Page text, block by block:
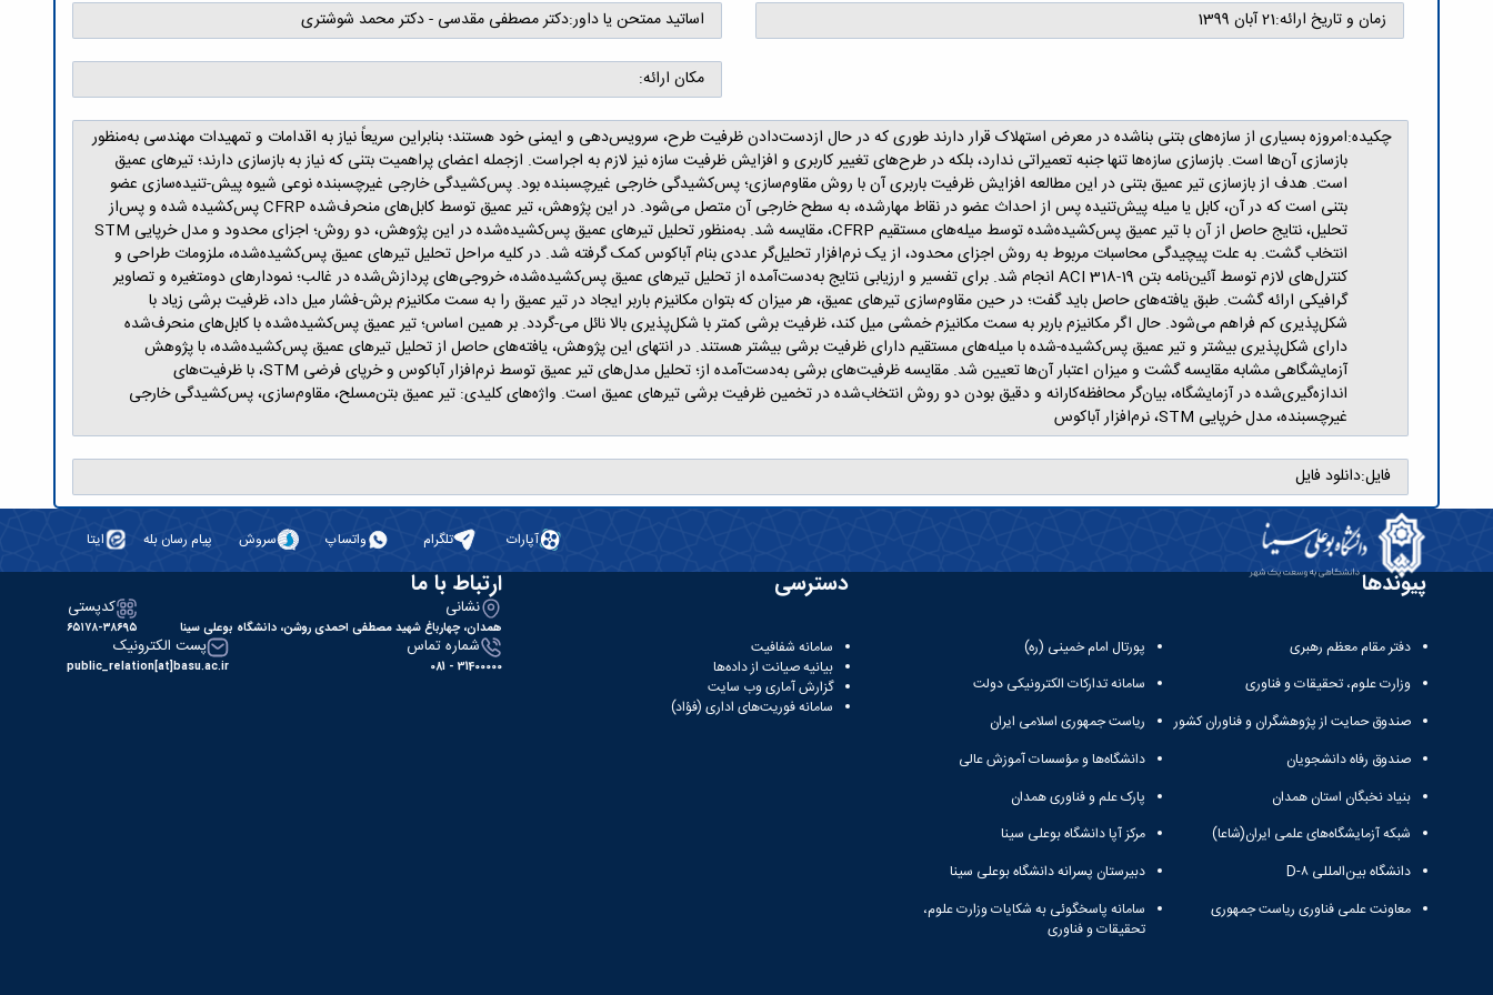
اساتید ممتحن یا داور:دکتر مصطفی مقدسی - دکتر محمد شوشتری زمان و تاریخ ارائه:21 آبان 1399
مکان ارائه:
چکیده:امروزه بسیاری از سازه‌های بتنی بناشده در معرض استهلاک قرار دارند طوری که در حال ازدست‌دادن ظرفیت طرح، سرویس‌دهی و ایمنی خود هستند؛ بنابراین سریعاً نیاز به اقدامات و تمهیدات مهندسی به‌منظور
بازسازی آن‌ها است. بازسازی سازه‌ها تنها جنبه تعمیراتی ندارد، بلکه در طرح‌های تغییر کاربری و افزایش ظرفیت سازه نیز لازم به اجراست. ازجمله اعضای پراهمیت بتنی که نیاز به بازسازی دارند؛ تیرهای عمیق
است. هدف از بازسازی تیر عمیق بتنی در این مطالعه افزایش ظرفیت باربری آن با روش مقاوم‌سازی؛ پس‌کشیدگی خارجی غیرچسبنده بود. پس‌کشیدگی خارجی غیرچسبنده نوعی شیوه پیش-تنیده‌سازی عضو
بتنی است که در آن، کابل یا میله‌ پیش‌تنیده‌ پس از احداث عضو در نقاط مهارشده، به سطح خارجی آن متصل می‌شود. در این پژوهش، تیر عمیق توسط کابل‌های منحرف‌شده CFRP پس‌کشیده ‌شده و پس‌از
تحلیل، نتایج حاصل از آن با تیر عمیق پس‌کشیده‌شده توسط میله‌های مستقیم CFRP، مقایسه شد. به‌منظور تحلیل تیرهای عمیق پس‌کشیده‌شده در این پژوهش، دو روش؛ اجزای محدود و مدل خرپایی STM
انتخاب گشت. به علت پیچیدگی محاسبات مربوط به روش اجزای محدود، از یک نرم‌افزار تحلیل‌گر عددی بنام آباکوس کمک گرفته شد. در کلیه مراحل تحلیل تیرهای عمیق پس‌کشیده‌شده، ملزومات طراحی و
کنترل‌های لازم توسط آئین‌نامه بتن ACI 318-19 انجام شد. برای تفسیر و ارزیابی نتایج به‌دست‌آمده از تحلیل تیرهای عمیق پس‌کشیده‌شده، خروجی‌های پردازش‌شده در غالب؛ نمودارهای دومتغیره و تصاویر
گرافیکی ارائه گشت. طبق یافته‌های حاصل باید گفت؛ در حین مقاوم‌سازی تیرهای عمیق، هر میزان که بتوان مکانیزم باربر ایجاد در تیر عمیق را به سمت مکانیزم برش-فشار میل داد، ظرفیت برشی زیاد با
شکل‌پذیری کم فراهم می‌شود. حال اگر مکانیزم باربر به سمت مکانیزم خمشی میل کند، ظرفیت برشی کمتر با شکل‌پذیری بالا نائل می-گردد. بر همین اساس؛ تیر عمیق پس‌کشیده‌شده با کابل‌های منحرف‌شده
دارای شکل‌پذیری بیشتر و تیر عمیق پس‌کشیده-شده با میله‌های مستقیم دارای ظرفیت برشی بیشتر هستند. در انتهای این پژوهش، یافته‌های حاصل از تحلیل تیرهای عمیق پس‌کشیده‌شده، با پژوهش
آزمایشگاهی مشابه مقایسه گشت و میزان اعتبار آن‌ها تعیین شد. مقایسه ظرفیت‌های برشی به‌دست‌آمده از؛ تحلیل مدل‌های تیر عمیق توسط نرم‌افزار آباکوس و خرپای فرضی STM، با ظرفیت‌های
اندازه‌گیری‌شده در آزمایشگاه، بیان‌گر محافظه‌کارانه و دقیق بودن دو روش انتخاب‌شده در تخمین ظرفیت برشی تیرهای عمیق است. واژه‌های کلیدی: تیر عمیق بتن‌مسلح، مقاوم‌سازی، پس‌کشیدگی خارجی
غیرچسبنده، مدل خرپایی STM، نرم‌افزار آباکوس
فایل:دانلود فایل
آپارات تلگرام واتساپ سروش پیام رسان بله ایتا
پیوندها
دفتر مقام معظم رهبری
وزارت علوم، تحقیقات و فناوری
صندوق حمایت از پژوهشگران و فناوران کشور
صندوق رفاه دانشجویان
بنیاد نخبگان استان همدان
شبکه آزمایشگاه‌های علمی ایران(شاعا)
دانشگاه بین‌المللی D-۸
معاونت علمی فناوری ریاست جمهوری
پورتال امام خمینی (ره)
سامانه تدارکات الکترونیکی دولت
ریاست جمهوری اسلامی ایران
دانشگاه‌ها و مؤسسات آموزش عالی
پارک علم و فناوری همدان
مرکز آپا دانشگاه بوعلی سینا
دبیرستان پسرانه دانشگاه بوعلی سینا
سامانه پاسخگوئی به شکایات وزارت علوم،
تحقیقات و فناوری
دسترسی
سامانه شفافیت
بیانیه صیانت از داده‌ها
گزارش آماری وب‌ سایت
سامانه فوریت‌های اداری (فؤاد)
ارتباط با ما
نشانی
همدان، چهارباغ شهید مصطفی احمدی روشن، دانشگاه بوعلی سینا
کدپستی
۶۵۱۷۸-۳۸۶۹۵
شماره تماس
31400000 - 081
پست الکترونیک
public_relation[at]basu.ac.ir